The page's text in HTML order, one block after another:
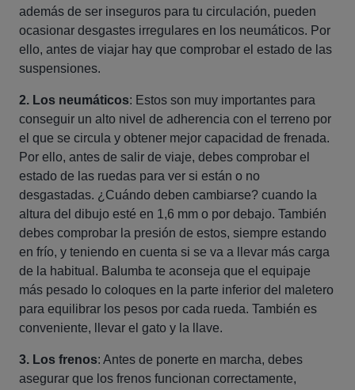
además de ser inseguros para tu circulación, pueden
ocasionar desgastes irregulares en los neumáticos. Por
ello, antes de viajar hay que comprobar el estado de las
suspensiones.
2. Los neumáticos: Estos son muy importantes para
conseguir un alto nivel de adherencia con el terreno por
el que se circula y obtener mejor capacidad de frenada.
Por ello, antes de salir de viaje, debes comprobar el
estado de las ruedas para ver si están o no
desgastadas. ¿Cuándo deben cambiarse? cuando la
altura del dibujo esté en 1,6 mm o por debajo. También
debes comprobar la presión de estos, siempre estando
en frío, y teniendo en cuenta si se va a llevar más carga
de la habitual. Balumba te aconseja que el equipaje
más pesado lo coloques en la parte inferior del maletero
para equilibrar los pesos por cada rueda. También es
conveniente, llevar el gato y la llave.
3. Los frenos: Antes de ponerte en marcha, debes
asegurar que los frenos funcionan correctamente,